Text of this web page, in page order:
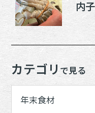
内
カテゴリ で見る
年末食材